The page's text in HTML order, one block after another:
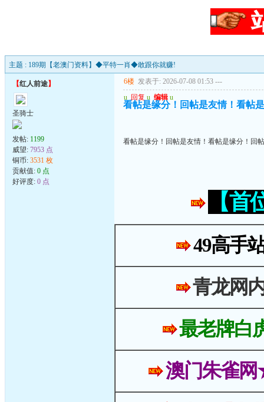
主题 : 189期【老澳门资料】◆平特一肖◆敢跟你就赚!
【红人前途】
圣骑士
发帖: 1199
威望: 7953 点
铜币: 3531 枚
贡献值: 0 点
好评度: 0 点
6楼 发表于: 2026-07-08 01:53 ---
u 回复 u 编辑 u
看帖是缘分！回帖是友情！看帖
看帖是缘分！回帖是友情！看帖是缘分！回
【
49高手
青龙网
最老牌白
澳门朱雀